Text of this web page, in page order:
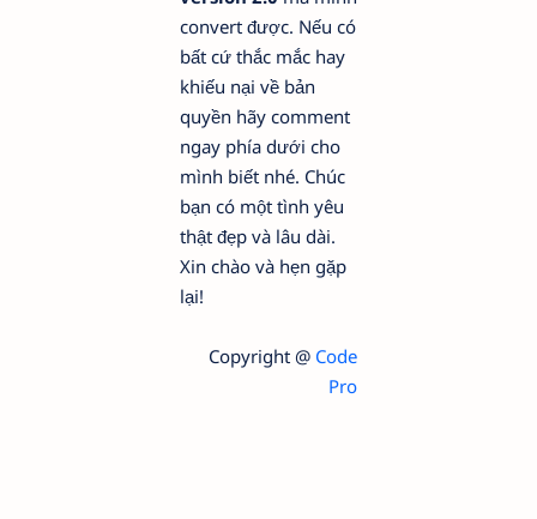
convert được. Nếu có
bất cứ thắc mắc hay
khiếu nại về bản
quyền hãy comment
ngay phía dưới cho
mình biết nhé. Chúc
bạn có một tình yêu
thật đẹp và lâu dài.
Xin chào và hẹn gặp
lại!
Copyright @ Code
Pro